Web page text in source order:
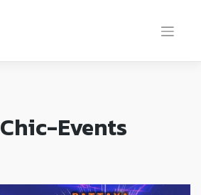
Chic-Events